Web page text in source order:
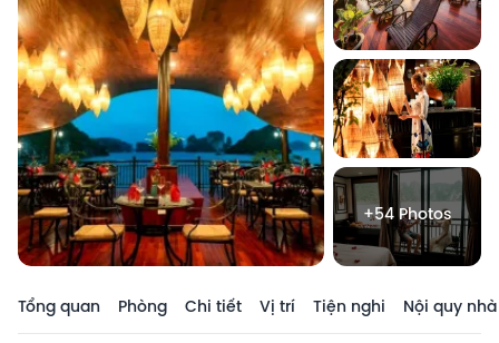
+54 Photos
Tổng quan Phòng Chi tiết Vị trí Tiện nghi Nội quy nhà